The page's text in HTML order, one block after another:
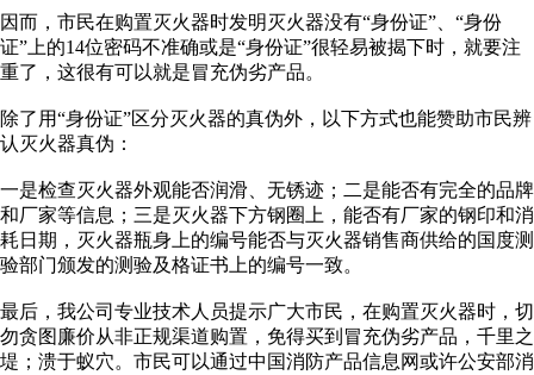
因而，市民在购置灭火器时发明灭火器没有“身份证”、“身份
证”上的14位密码不准确或是“身份证”很轻易被揭下时，就要注
重了，这很有可以就是冒充伪劣产品。
除了用“身份证”区分灭火器的真伪外，以下方式也能赞助市民辨
认灭火器真伪：
一是检查灭火器外观能否润滑、无锈迹；二是能否有完全的品牌
和厂家等信息；三是灭火器下方钢圈上，能否有厂家的钢印和消
耗日期，灭火器瓶身上的编号能否与灭火器销售商供给的国度测
验部门颁发的测验及格证书上的编号一致。
最后，我公司专业技术人员提示广大市民，在购置灭火器时，切
勿贪图廉价从非正规渠道购置，免得买到冒充伪劣产品，千里之
堤；溃于蚁穴。市民可以通过中国消防产品信息网或许公安部消